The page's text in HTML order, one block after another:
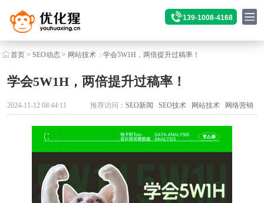
139-1008-4168
首页> SEO动态> 网站技术 学会5W1H，两倍提升过稿率！
学会5W1H，两倍提升过稿率！
2024-11-12 08:44:11 推荐访问：SEO新闻 SEO技术 网站技术 网络营销